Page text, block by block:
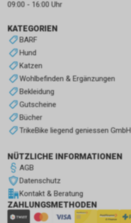
KATEGORIEN
BARF
Hund
Katzen
Wohlbefinden & Ergänzungen
Bekleidung
Gutscheine
Bücher
TrikeBike liegend geniessen GmbH
NÜTZLICHE INFORMATIONEN
AGB
Datenschutz
Kontakt & Beratung
ZAHLUNGSMETHODEN
09:00 - 16:00 Uhr